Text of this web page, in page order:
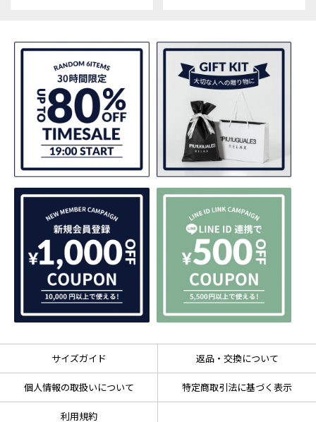
サイズガイド 返品・交換について
個人情報の取扱いについて 特定商取引法に基づく表示
利用規約